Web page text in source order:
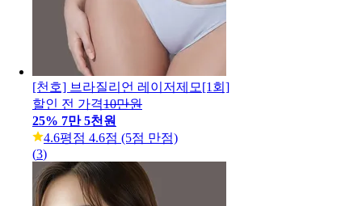
[천호] 브라질리언 레이저제모[1회]
할인 전 가격10만원
25% 7만 5천원
4.6평점 4.6점 (5점 만점)
(3)